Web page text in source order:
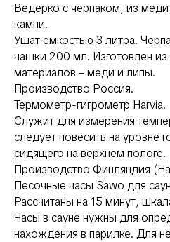
Ведерко с черпаком, из
камни.
Ушат емкостью 3 литра.
чашки 200 мл. Изготовлен из
материалов – меди и липы.
Производство Россия.
Термометр-гигрометр Harvia.
Служит для измерения
следует повесить на уровне
сидящего на верхнем пологе.
Производство Финляндия
Песочные часы Sawo для
Рассчитаны на 15 минут,
Часы в сауне нужны для
нахождения в парилке. Для